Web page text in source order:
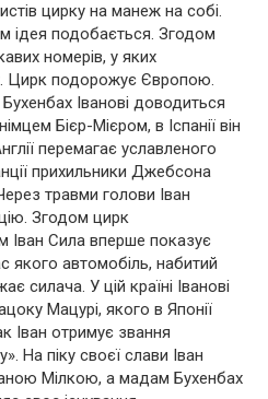
цирку на манеж на собі.
ідея подобається. Згодом
номерів, у яких
Цирк подорожує Європою.
Іванові доводиться
Бієр-Мієром, в Іспанії він
перемагає уславленого
прихильники Джебсона
травми голови Іван
Згодом цирк
Іван Сила вперше показує
якого автомобіль, набитий
силача. У цій країні Іванові
Мацурі, якого в Японії
Іван отримує звання
На піку своєї слави Іван
Мілкою, а мадам Бухенбах